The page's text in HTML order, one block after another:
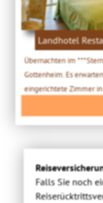
Landhotel
Übernachten im
Gottenheim. Es
eingerichtete Zimmer
Falls Sie noch